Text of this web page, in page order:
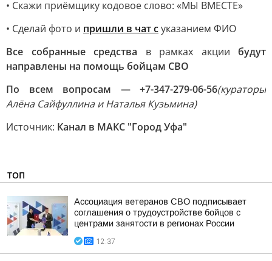
• Скажи приёмщику кодовое слово: «МЫ ВМЕСТЕ»
• Сделай фото и пришли в чат суказанием ФИО
Все собранные средства в рамках акции будут
направлены на помощь бойцам СВО
По всем вопросам — +7-347-279-06-56(кураторы
Алёна Сайфуллина и Наталья Кузьмина)
Источник: Канал в МАКС "Город Уфа"
ТОП
Ассоциация ветеранов СВО подписывает
соглашения о трудоустройстве бойцов с
центрами занятости в регионах России
12:37